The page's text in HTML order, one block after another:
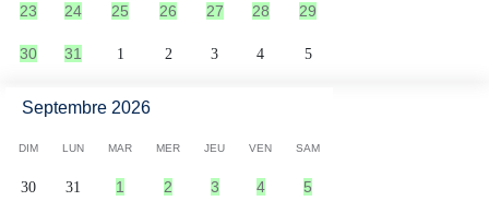
23 24 25 26 27 28 29
30 31 1 2 3 4 5
Septembre 2026
DIM LUN MAR MER JEU VEN SAM
30 31 1 2 3 4 5